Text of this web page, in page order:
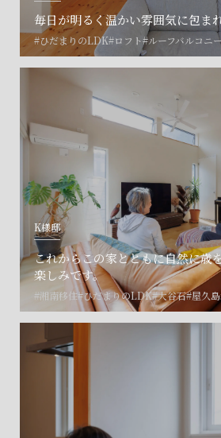
毎日が明るく温かい雰囲気に包ま
#ひだまりのLDK#ロフト#ルーフバルコニー
K様邸
これからこの家とともに自然に歳
楽しみです。
#湘南移住#ひだまりのLDK#大谷石#屋久
©SET inc.